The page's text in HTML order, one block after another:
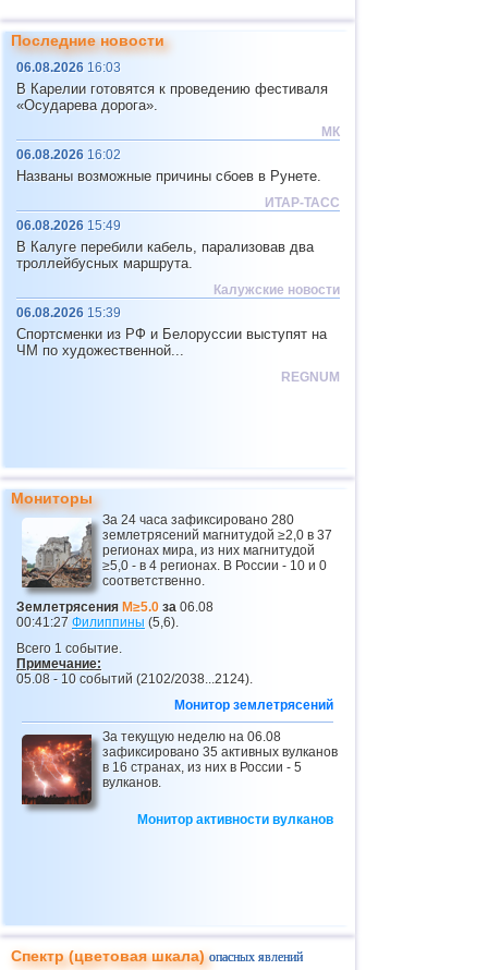
3Бурятия
3,7 1
4 Чеченская
Республика
11 Мьянма
2
13
Юж. Джорджия и Сандвичевы
о.
3,0...4,4 37
15 Гондурас
16 Китай
17 Гватемала 3,6...4,3 3
18 Колумбия 4,3 1
23 Перу
Коста-Рика 2,5...4,0 19
25 Аргентина 2,5...3,9 15
26 Эквадор
27 о.Виргинии (США)
28 Карибское море
30 Турция 2,5...3,7 6
31 Норвегия 3,7 1
32 Пуэрто-Рико
Сент-Винсент и Гренадины 3,5 1
37 Сальвадор 2,9...3,3
Последние новости
06.08.2026 16:03
В Карелии готовятся к проведению фестиваля
«Осударева дорога».
МК
06.08.2026 16:02
Названы возможные причины сбоев в Рунете.
ИТАР-ТАСС
06.08.2026 15:49
В Калуге перебили кабель, парализовав два
троллейбусных маршрута.
Калужские новости
06.08.2026 15:39
Спортсменки из РФ и Белоруссии выступят на
ЧМ по художественной...
REGNUM
Мониторы
За 24 часа зафиксировано 280
землетрясений магнитудой ≥2,0 в 37
регионах мира, из них магнитудой
≥5,0 - в 4 регионах. В России - 10 и 0
соответственно.
Землетрясения M≥5.0 за 06.08
00:41:27 Филиппины (5,6).
Всего 1 событие.
Примечание:
05.08 - 10 событий (2102/2038...2124).
Монитор землетрясений
За текущую неделю на 06.08
зафиксировано 35 активных вулканов
в 16 странах, из них в России - 5
вулканов.
Монитор активности вулканов
Спектр (цветовая шкала)опасных явлений